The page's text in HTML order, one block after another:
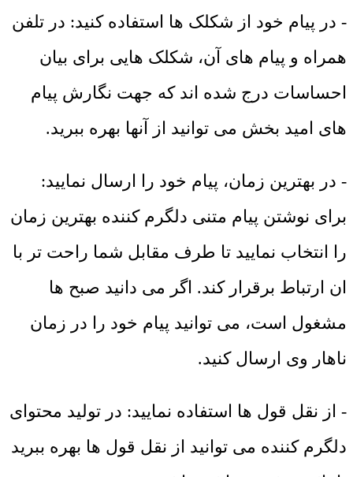
- در پیام خود از شکلک ها استفاده کنید: در تلفن
همراه و پیام های آن، شکلک هایی برای بیان
احساسات درج شده اند که جهت نگارش پیام
های امید بخش می توانید از آنها بهره ببرید.
- در بهترین زمان، پیام خود را ارسال نمایید:
برای نوشتن پیام متنی دلگرم کننده بهترین زمان
را انتخاب نمایید تا طرف مقابل شما راحت تر با
ان ارتباط برقرار کند. اگر می دانید صبح ها
مشغول است، می توانید پیام خود را در زمان
ناهار وی ارسال کنید.
- از نقل قول ها استفاده نمایید: در تولید محتوای
دلگرم کننده می توانید از نقل قول ها بهره ببرید